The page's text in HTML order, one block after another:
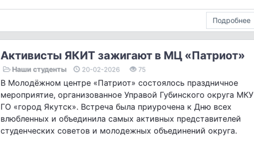
Подробнее
Активисты ЯКИТ зажигают в МЦ «Патриот»
Наши студенты 20-02-2026 75
В Молодёжном центре «Патриот» состоялось праздничное
мероприятие, организованное Управой Губинского округа МКУ
ГО «город Якутск». Встреча была приурочена к Дню всех
влюбленных и объединила самых активных представителей
студенческих советов и молодежных объединений округа.